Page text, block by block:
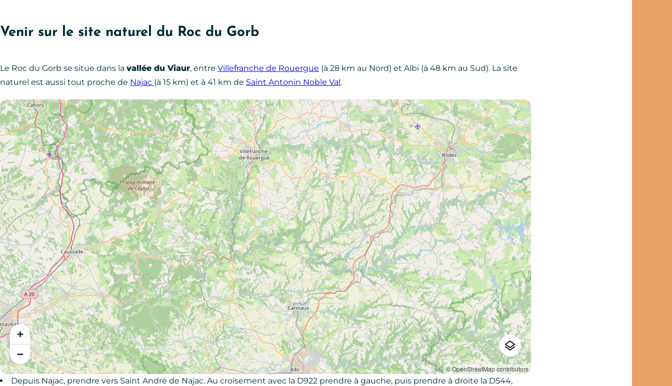
Venir sur le site naturel du Roc du Gorb
Le Roc du Gorb se situe dans la vallée du Viaur, entre Villefranche de Rouergue (à 28 km au Nord) et Albi (à 48 km au Sud). La site
naturel est aussi tout proche de Najac (à 15 km) et à 41 km de Saint Antonin Noble Val.
© OpenStreetMap contributors
Depuis Najac, prendre vers Saint André de Najac. Au croisement avec la D922 prendre à gauche, puis prendre à droite la D544,